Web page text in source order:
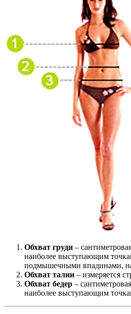
Обхват груди –
наиболее выступающим
подмышечными впадинами,
Обхват талии – измеряется
Обхват бедер –
наиболее выступающим